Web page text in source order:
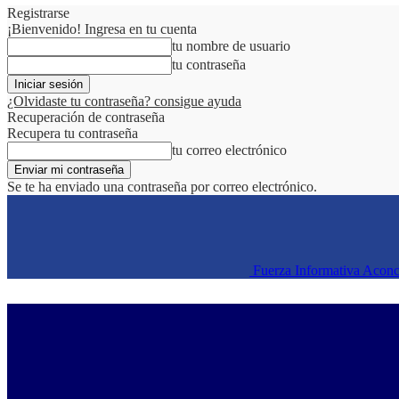
Registrarse
¡Bienvenido! Ingresa en tu cuenta
tu nombre de usuario
tu contraseña
¿Olvidaste tu contraseña? consigue ayuda
Recuperación de contraseña
Recupera tu contraseña
tu correo electrónico
Se te ha enviado una contraseña por correo electrónico.
Fuerza Informativa